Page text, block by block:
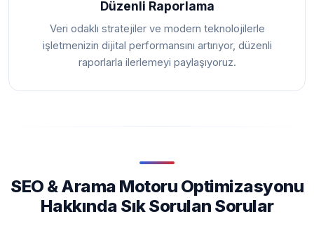
Düzenli Raporlama
Veri odaklı stratejiler ve modern teknolojilerle
işletmenizin dijital performansını artırıyor, düzenli
raporlarla ilerlemeyi paylaşıyoruz.
SEO & Arama Motoru Optimizasyonu
Hakkında Sık Sorulan Sorular